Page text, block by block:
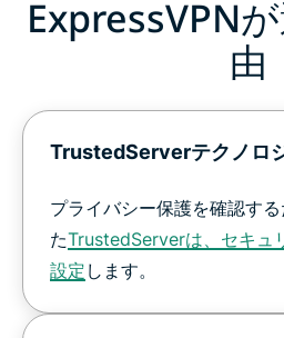
ExpressVPN
由
TrustedServerテクノロ
プライバシー保護を確認す
たTrustedServerは、セキュ
設定 します。